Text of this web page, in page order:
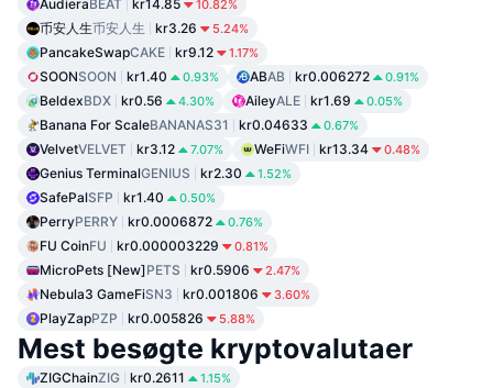
AudieraBEAT kr14.85 10.82%
币安人生币安人生 kr3.26 5.24%
PancakeSwapCAKE kr9.12 1.17%
SOONSOON kr1.40 0.93% ABAB kr0.006272 0.91%
BeldexBDX kr0.56 4.30% AileyALE kr1.69 0.05%
Banana For ScaleBANANAS31 kr0.04633 0.67%
VelvetVELVET kr3.12 7.07% WeFiWFI kr13.34 0.48%
Genius TerminalGENIUS kr2.30 1.52%
SafePalSFP kr1.40 0.50%
PerryPERRY kr0.0006872 0.76%
FU CoinFU kr0.000003229 0.81%
MicroPets [New]PETS kr0.5906 2.47%
Nebula3 GameFiSN3 kr0.001806 3.60%
PlayZapPZP kr0.005826 5.88%
Mest besøgte kryptovalutaer
ZIGChainZIG kr0.2611 1.15%